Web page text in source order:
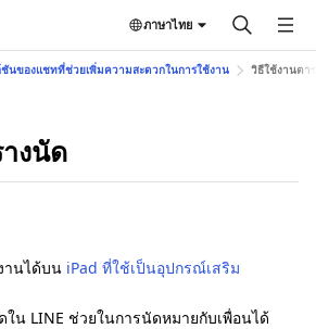
ภาษาไทย
นของแชทที่ช่วยเพิ่มความสะดวกในการใช้งาน วิธีใช้งานตา
งนัด
านได้บน iPad ที่ใช้เป็นอุปกรณ์เสริม
น LINE ช่วยในการนัดหมายกับเพื่อนได้